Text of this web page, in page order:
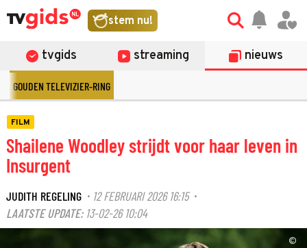
stem nu!
tvgids streaming nieuws
GOUDEN TELEVIZIER-RING
FILM
Shailene Woodley strijdt voor haar leven in
Insurgent
JUDITH REGELING · 12 FEBRUARI 2026 16:15·
LAATSTE UPDATE: 13-02-26 10:04
©